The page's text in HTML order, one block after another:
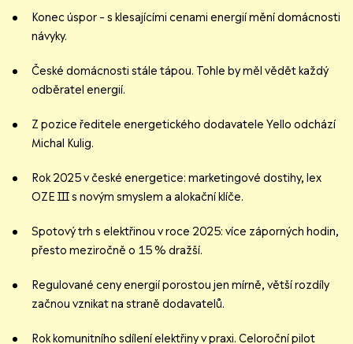
Konec úspor – s klesajícími cenami energií mění domácnosti
návyky.
České domácnosti stále tápou. Tohle by měl vědět každý
odběratel energií.
Z pozice ředitele energetického dodavatele Yello odchází
Michal Kulig.
Rok 2025 v české energetice: marketingové dostihy, lex
OZE III s novým smyslem a alokační klíče.
Spotový trh s elektřinou v roce 2025: více záporných hodin,
přesto meziročně o 15 % dražší.
Regulované ceny energií porostou jen mírně, větší rozdíly
začnou vznikat na straně dodavatelů.
Rok komunitního sdílení elektřiny v praxi. Celoroční pilot